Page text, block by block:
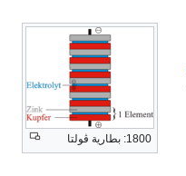
1800: بطارية ڤولتا